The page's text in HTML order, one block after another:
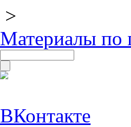
>
Материалы по
ВКонтакте